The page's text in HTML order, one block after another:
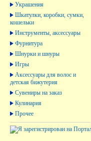
Украшения
Шкатулки, коробки, сумки,
кошельки
Инструменты, аксессуары
Фурнитура
Шнурки и шнуры
Игры
Аксессуары для волос и
детская бижутерия
Сувениры на заказ
Кулинария
Прочее